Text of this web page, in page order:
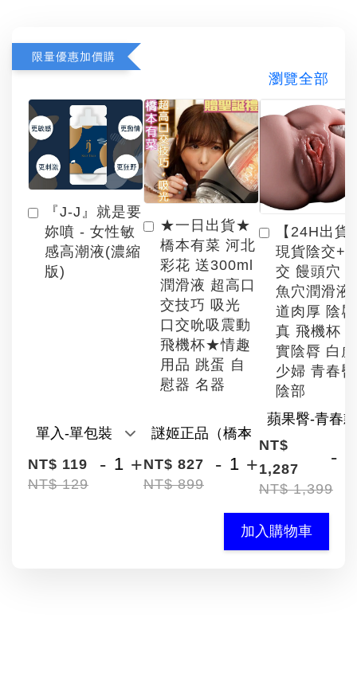
限量優惠加價購
瀏覽全部
『J-J』就是要
妳噴 - 女性敏
感高潮液(濃縮
版)
NT$ 119
NT$ 129
- +
★一日出貨★
橋本有菜 河北
彩花 送300ml
潤滑液 超高口
交技巧 吸光
口交吮吸震動
飛機杯★情趣
用品 跳蛋 自
慰器 名器
NT$ 827
NT$ 899
- +
【24H出貨
現貨陰交+
交 饅頭穴
魚穴潤滑液
道肉厚 陰
真 飛機杯
實陰脣 白
少婦 青春臀
陰部
NT$
1,287
NT$ 1,399
-
加入購物車